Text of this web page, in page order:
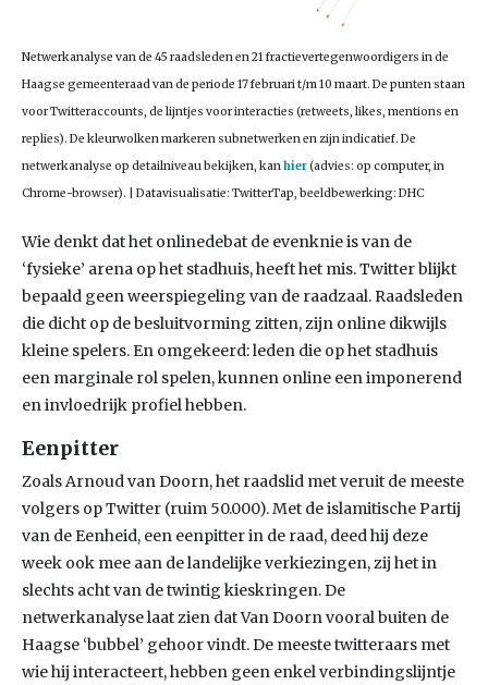
Netwerkanalyse van de 45 raadsleden en 21 fractievertegenwoordigers in de
Haagse gemeenteraad van de periode 17 februari t/m 10 maart. De punten staan
voor Twitteraccounts, de lijntjes voor interacties (retweets, likes, mentions en
replies). De kleurwolken markeren subnetwerken en zijn indicatief. De
netwerkanalyse op detailniveau bekijken, kanhier(advies: op computer, in
Chrome-browser). | Datavisualisatie: TwitterTap, beeldbewerking: DHC
Wie denkt dat het onlinedebat de evenknie is van de
‘fysieke’ arena op het stadhuis, heeft het mis. Twitter blijkt
bepaald geen weerspiegeling van de raadzaal. Raadsleden
die dicht op de besluitvorming zitten, zijn online dikwijls
kleine spelers. En omgekeerd: leden die op het stadhuis
een marginale rol spelen, kunnen online een imponerend
en invloedrijk profiel hebben.
Eenpitter
Zoals Arnoud van Doorn, het raadslid met veruit de meeste
volgers op Twitter (ruim 50.000). Met de islamitische Partij
van de Eenheid, een eenpitter in de raad, deed hij deze
week ook mee aan de landelijke verkiezingen, zij het in
slechts acht van de twintig kieskringen. De
netwerkanalyse laat zien dat Van Doorn vooral buiten de
Haagse ‘bubbel’ gehoor vindt. De meeste twitteraars met
wie hij interacteert, hebben geen enkel verbindingslijntje